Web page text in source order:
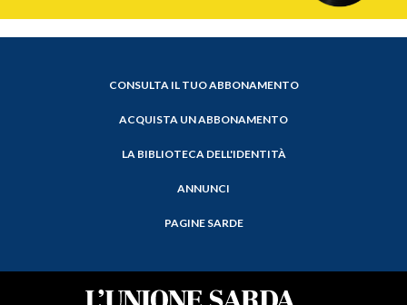
CONSULTA IL TUO ABBONAMENTO
ACQUISTA UN ABBONAMENTO
LA BIBLIOTECA DELL'IDENTITÀ
ANNUNCI
PAGINE SARDE